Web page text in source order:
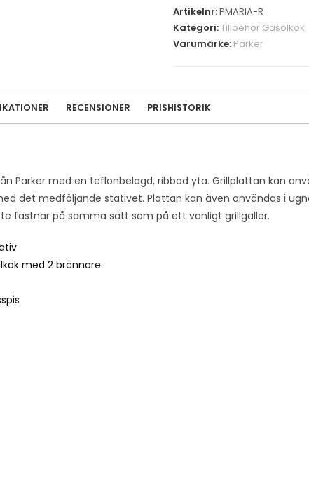
Artikelnr:PMARIA-R
Kategori:Tillbehör Gasolkök
Varumärke: Parker
RECENSIONER PRISHISTORIK
Parker med en teflonbelagd, ribbad yta. Grillplattan kan
det medföljande stativet. Plattan kan även användas i
fastnar på samma sätt som på ett vanligt grillgaller.
med 2 brännare